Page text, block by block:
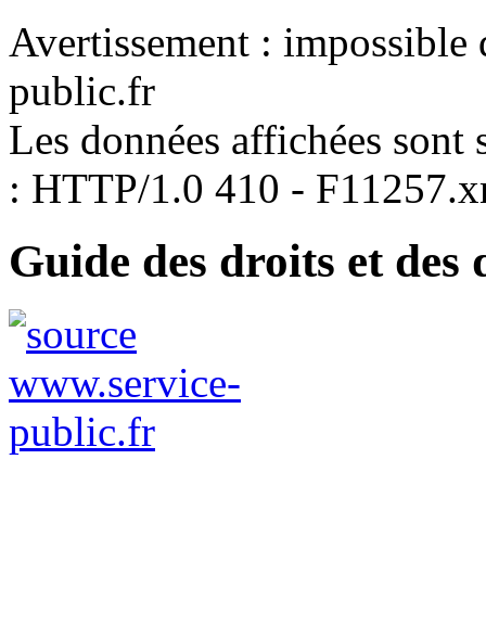
Avertissement : impossible
public.fr
Les données affichées sont
: HTTP/1.0 410 -
Guide des droits et